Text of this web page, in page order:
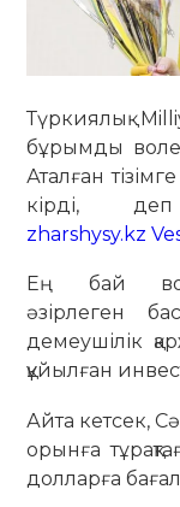
Түркиялық
бұрымды
Аталған
кірді,
zharshysy.kz
Ең бай
әзірлеген
демеушілік
құйылған
Айта кетсек,
орынға
долларға